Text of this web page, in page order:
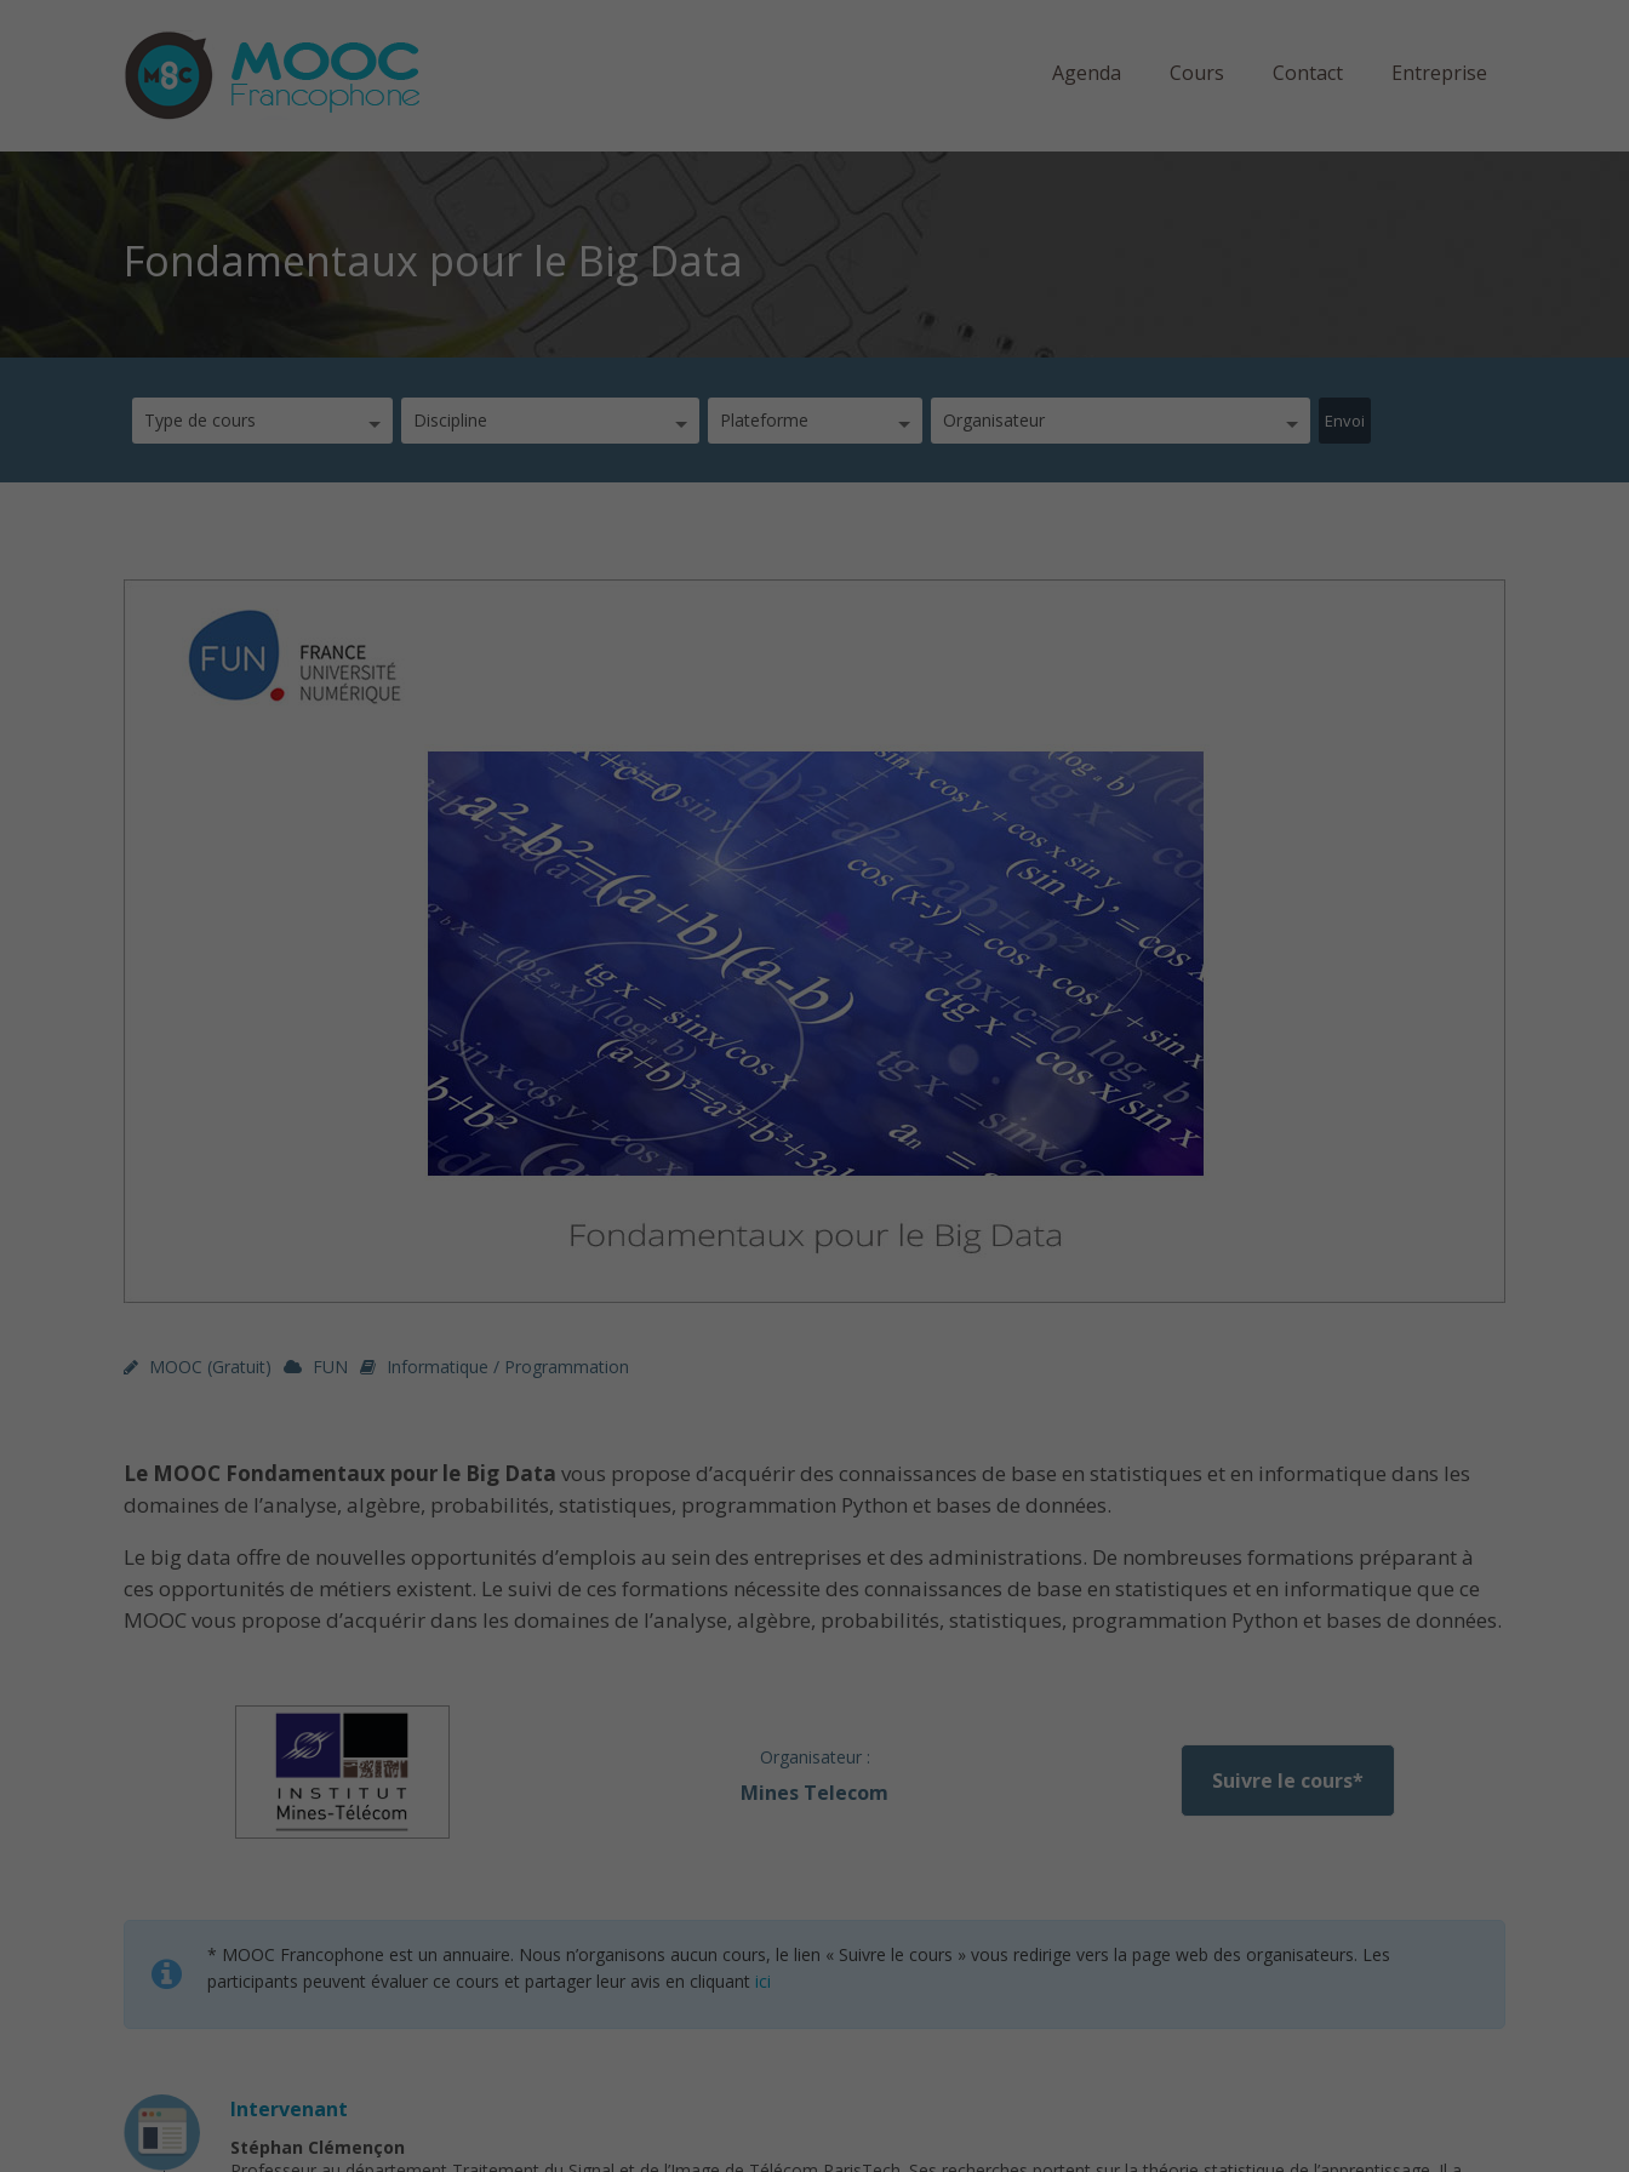
Agenda Cours Contact Entreprise
Fondamentaux pour le Big Data
Type de cours Discipline Plateforme Organisateur
MOOC (gratuit) FUN Informatique / Programmation
Le MOOC Fondamentaux pour le Big Data vous propose d’acquérir des connaissances de base en statistiques et en informatique dans les
domaines de l’analyse, algèbre, probabilités, statistiques, programmation Python et bases de données.
Le big data offre de nouvelles opportunités d’emplois au sein des entreprises et des administrations. De nombreuses formations préparant à
ces opportunités de métiers existent. Le suivi de ces formations nécessite des connaissances de base en statistiques et en informatique que ce
MOOC vous propose d’acquérir dans les domaines de l’analyse, algèbre, probabilités, statistiques, programmation Python et bases de données.
Organisateur :
Mines Telecom Suivre le cours*
* MOOC Francophone est un annuaire. Nous n’organisons aucun cours, le lien « Suivre le cours » vous redirige vers la page web des organisateurs. Les
participants peuvent évaluer ce cours et partager leur avis en cliquant ici
Intervenant
Stéphan Clémençon